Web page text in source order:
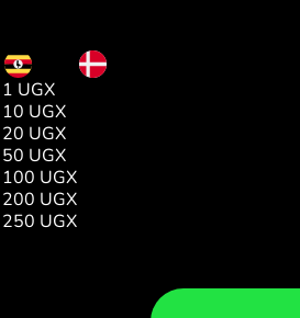
1 UGX
10 UGX
20 UGX
50 UGX
100 UGX
200 UGX
250 UGX